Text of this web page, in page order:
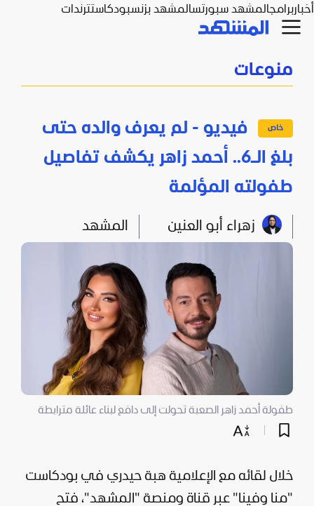
أخباربرامجالمشهد سبورتسالمشهد بزنسبودكاستترندات
منوعات
فيديو - لم يعرف والده حتى
بلغ الـ6.. أحمد زاهر يكشف تفاصيل
طفولته المؤلمة
زهراء أبو العنين المشهد
طفولة أحمد زاهر الصعبة تحولت إلى دافع لبناء عائلة مترابطة
خلال لقائه مع الإعلامية هبة حيدري في بودكاست
"منا وفينا" عبر قناة ومنصة " المشهد"، فتح